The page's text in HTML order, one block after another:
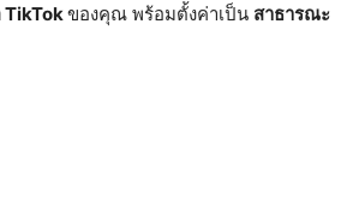
TikTokของคุณ พร้อมตั้งค่าเป็น สาธารณะ